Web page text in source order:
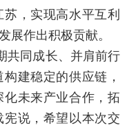
，实现高水平互利
展作出积极贡献。
共同成长、并肩前行
建稳定的供应链，
未来产业合作，拓
说，希望以本次交